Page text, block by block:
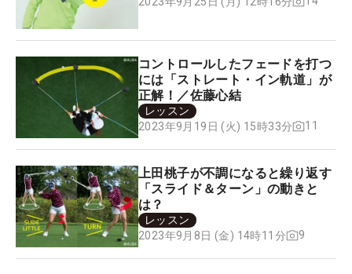
コントロールしたフェードを打つ
には「ストレート・イン軌道」が
正解！／佐藤心結
レッスン
2023年9月19日 (火) 15時33分
11
上田桃子が不調になると繰り返す
「スライド＆ターン」の動きと
は？
レッスン
2023年9月8日 (金) 14時11分
9